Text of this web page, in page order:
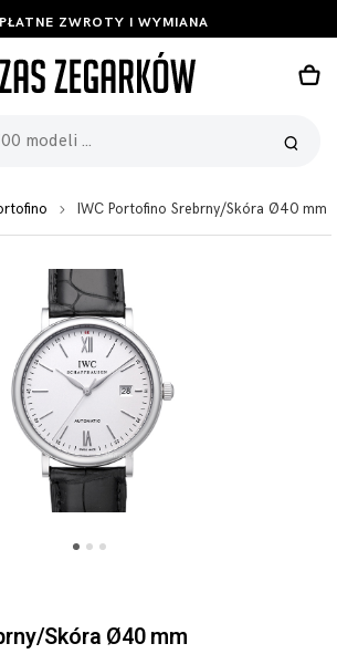
ZWROTY I WYMIANA
IWC Portofino Srebrny/Skóra Ø40 mm
Skóra Ø40 mm